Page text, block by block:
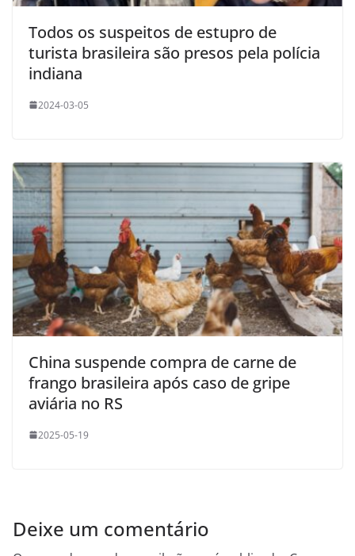
Todos os suspeitos de estupro de
turista brasileira são presos pela polícia
indiana
2024-03-05
China suspende compra de carne de
frango brasileira após caso de gripe
aviária no RS
2025-05-19
Deixe um comentário